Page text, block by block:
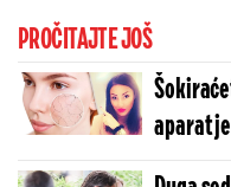
PROČITAJTE JOŠ
aparat
faktori